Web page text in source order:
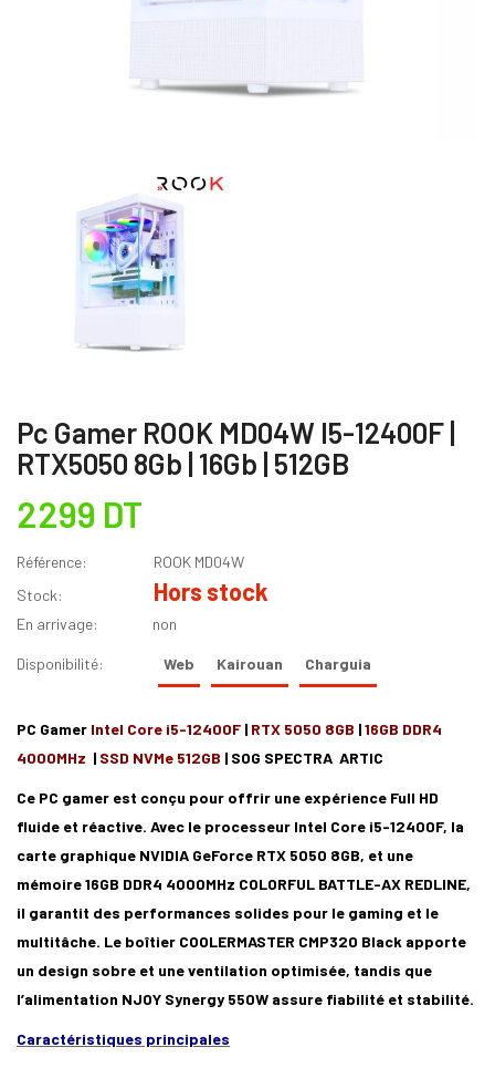
Pc Gamer ROOK MD04W I5-12400F |
RTX5050 8Gb | 16Gb | 512GB
2299 DT
Référence:
ROOK MD04W
Stock:
Hors stock
En arrivage: non
Disponibilité: Web Kairouan Charguia
PC Gamer Intel Core i5-12400F | RTX 5050 8GB |16GB DDR4
4000MHz | SSD NVMe 512GB | SOG SPECTRA ARTIC
Ce PC gamer est conçu pour offrir une expérience Full HD
fluide et réactive. Avec le processeur Intel Core i5-12400F, la
carte graphique NVIDIA GeForce RTX 5050 8GB, et une
mémoire 16GB DDR4 4000MHz COLORFUL BATTLE-AX REDLINE,
il garantit des performances solides pour le gaming et le
multitâche. Le boîtier COOLERMASTER CMP320 Black apporte
un design sobre et une ventilation optimisée, tandis que
l’alimentation NJOY Synergy 550W assure fiabilité et stabilité.
Caractéristiques principales